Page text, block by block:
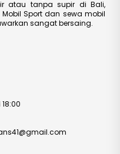
atau tanpa supir di Bali,
Sport dan sewa mobil
sangat bersaing.